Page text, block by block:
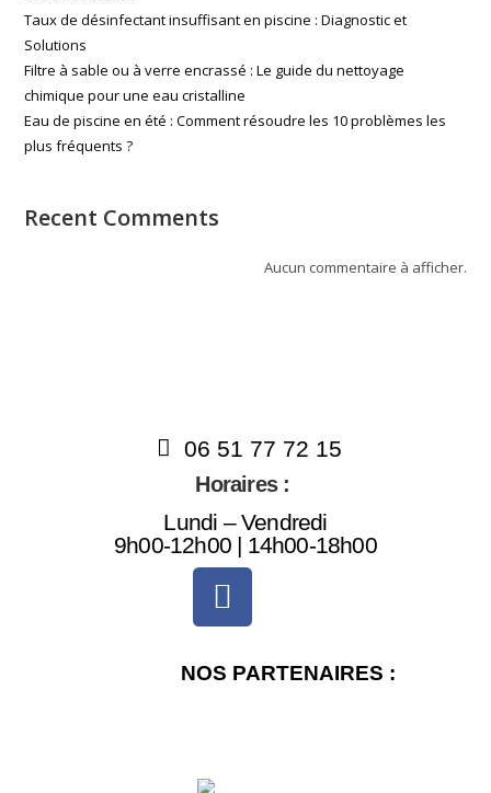
Taux de désinfectant insuffisant en piscine : Diagnostic et
Solutions
Filtre à sable ou à verre encrassé : Le guide du nettoyage
chimique pour une eau cristalline
Eau de piscine en été : Comment résoudre les 10 problèmes les
plus fréquents ?
Recent Comments
Aucun commentaire à afficher.
06 51 77 72 15
Horaires :
Lundi – Vendredi
9h00-12h00 | 14h00-18h00
NOS PARTENAIRES :